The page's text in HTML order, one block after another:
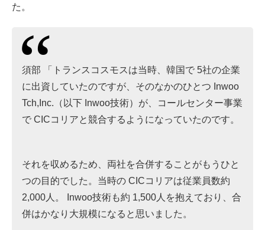
た。
須部 「トランスコスモスは当時、韓国で 5社の企業
に出資していたのですが、そのなかのひとつ Inwoo
Tch,Inc.（以下 Inwoo技術）が、コールセンター事業
で CICコリアと競合するようになっていたのです。
それを収めるため、両社を合併することがもうひと
つの目的でした。当時の CICコリアは従業員数約
2,000人。 Inwoo技術も約 1,500人を抱えており、合
併はかなり大規模になると思いました。